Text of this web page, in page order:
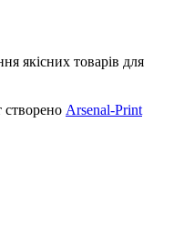
якісних товарів для
створено Arsenal-Print